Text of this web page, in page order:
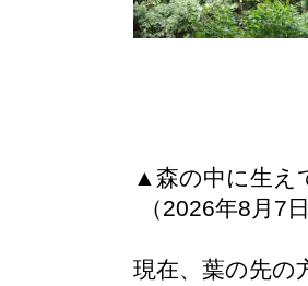
▲森の中に生え
（2026年8月7
現在、葉の先の